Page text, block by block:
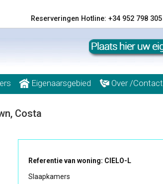
Reserveringen Hotline: +34 952 798 305
Eigenaarsgebied Over /Contact
Costa
Referentie van woning: CIELO-L
Slaapkamers